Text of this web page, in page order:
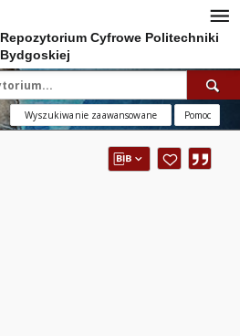
Repozytorium Cyfrowe Politechniki
Bydgoskiej
Wyszukiwanie zaawansowane Pomoc